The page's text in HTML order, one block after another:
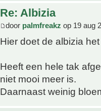
Re: Albizia
door palmfreakz op 19 aug
Hier doet de albizia
Heeft een hele tak
niet mooi meer is.
Daarnaast weinig